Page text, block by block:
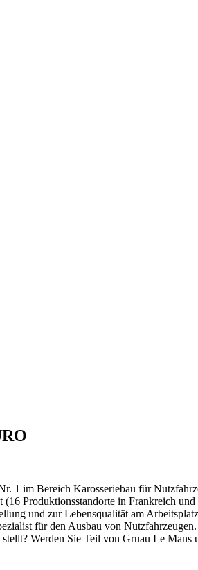
1 im Bereich Karosseriebau für
Produktionsstandorte in Frankreich
und zur Lebensqualität am
für den Ausbau von
Werden Sie Teil von Gruau Le